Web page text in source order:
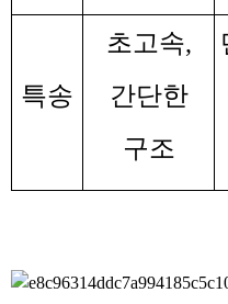
특송
초고속,
간단한
구조